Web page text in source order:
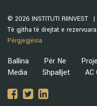
© 2026 INSTITUTI RIINVEST
Të gjitha të drejtat e rezervuara.
Përgjegjësia
Ballina Për Ne
Media
Shpalljet AC